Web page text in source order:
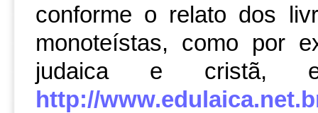
conforme o relato dos
monoteístas, como por
judaica e cristã,
http://